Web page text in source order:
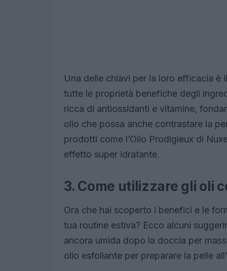
Una delle chiavi per la loro efficacia è
tutte le proprietà benefiche degli
ricca di antiossidanti e vitamine,
olio che possa anche contrastare la
prodotti come l’Olio Prodigieux di
effetto super idratante.
3. Come utilizzare gli oli
Ora che hai scoperto i benefici e le
tua routine estiva? Ecco alcuni
ancora umida dopo la doccia per
olio esfoliante per preparare la pelle